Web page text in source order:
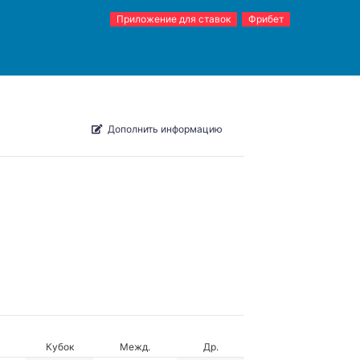
Приложение для ставок Фрибет
Дополнить информацию
Кубок Межд.
Др.